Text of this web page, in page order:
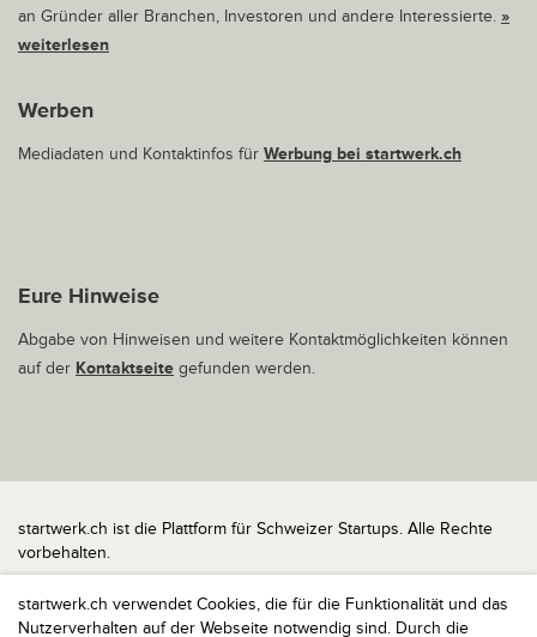
startwerk.ch verwendet Cookies, die für die Funktionalität und das
Nutzerverhalten auf der Webseite notwendig sind. Durch die
an Gründer aller Branchen, Investoren und andere Interessierte. »
weiterlesen
Werben
Mediadaten und Kontaktinfos für Werbung bei startwerk.ch
Eure Hinweise
Abgabe von Hinweisen und weitere Kontaktmöglichkeiten können
auf der Kontaktseite gefunden werden.
startwerk.ch ist die Plattform für Schweizer Startups. Alle Rechte
vorbehalten.
Impressum
Kontakt